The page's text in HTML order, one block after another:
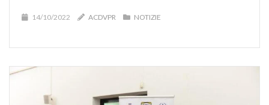
14/10/2022 ACDVPR NOTIZIE